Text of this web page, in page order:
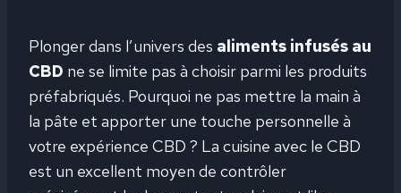
Plonger dans l’univers des aliments infusés au
CBD ne se limite pas à choisir parmi les produits
préfabriqués. Pourquoi ne pas mettre la main à
la pâte et apporter une touche personnelle à
votre expérience CBD ? La cuisine avec le CBD
est un excellent moyen de contrôler